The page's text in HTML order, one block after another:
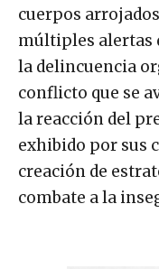
cuerpos
múltiples alertas
la delincuencia
conflicto que se
la reacción del
exhibido por sus
creación de
combate a la